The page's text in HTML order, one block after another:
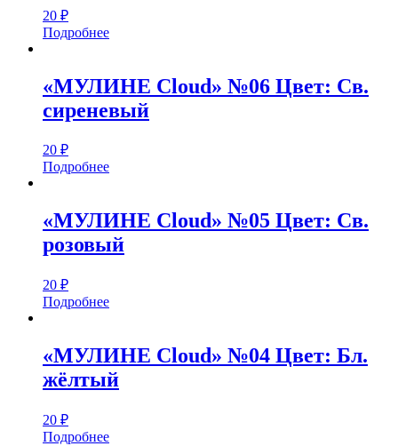
20 ₽
Подробнее
«МУЛИНЕ Cloud» №06 Цвет: Св.
сиреневый
20 ₽
Подробнее
«МУЛИНЕ Cloud» №05 Цвет: Св.
розовый
20 ₽
Подробнее
«МУЛИНЕ Cloud» №04 Цвет: Бл.
жёлтый
20 ₽
Подробнее